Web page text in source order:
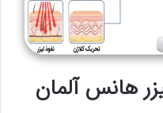
هانس آلمان